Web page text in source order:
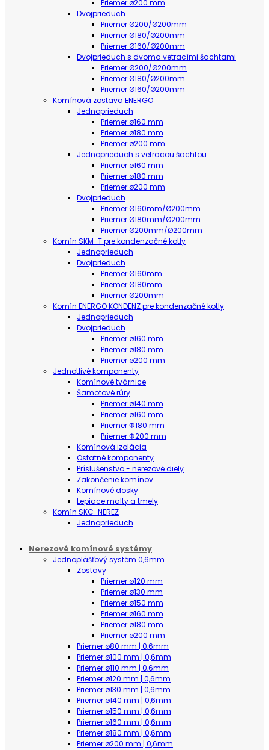
Priemer ø200 mm
Dvojprieduch
Priemer Ø200/Ø200mm
Priemer Ø180/Ø200mm
Priemer Ø160/Ø200mm
Dvojprieduch s dvoma vetracími šachtami
Priemer Ø200/Ø200mm
Priemer Ø180/Ø200mm
Priemer Ø160/Ø200mm
Komínová zostava ENERGO
Jednoprieduch
Priemer ø160 mm
Priemer ø180 mm
Priemer ø200 mm
Jednoprieduch s vetracou šachtou
Priemer ø160 mm
Priemer ø180 mm
Priemer ø200 mm
Dvojprieduch
Priemer Ø160mm/Ø200mm
Priemer Ø180mm/Ø200mm
Priemer Ø200mm/Ø200mm
Komín SKM-T pre kondenzačné kotly
Jednoprieduch
Dvojprieduch
Priemer Ø160mm
Priemer Ø180mm
Priemer Ø200mm
Komín ENERGO KONDENZ pre kondenzačné kotly
Jednoprieduch
Dvojprieduch
Priemer ø160 mm
Priemer ø180 mm
Priemer ø200 mm
Jednotlivé komponenty
Komínové tvárnice
Šamotové rúry
Priemer ø140 mm
Priemer ø160 mm
Priemer Φ180 mm
Priemer Φ200 mm
Komínová izolácia
Ostatné komponenty
Príslušenstvo - nerezové diely
Zakončenie komínov
Komínové dosky
Lepiace malty a tmely
Komín SKC-NEREZ
Jednoprieduch
Nerezové komínové systémy
Jednoplášťový systém 0,6mm
Zostavy
Priemer ø120 mm
Priemer ø130 mm
Priemer ø150 mm
Priemer ø160 mm
Priemer ø180 mm
Priemer ø200 mm
Priemer ø80 mm | 0,6mm
Priemer ø100 mm | 0,6mm
Priemer ø110 mm | 0,6mm
Priemer ø120 mm | 0,6mm
Priemer ø130 mm | 0,6mm
Priemer ø140 mm | 0,6mm
Priemer ø150 mm | 0,6mm
Priemer ø160 mm | 0,6mm
Priemer ø180 mm | 0,6mm
Priemer ø200 mm | 0,6mm